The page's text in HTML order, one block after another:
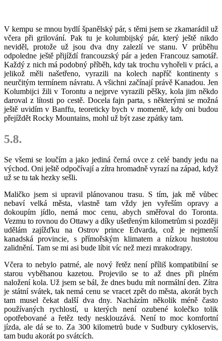
V kempu se mnou bydlí španělský pár, s těmi jsem se zkamarádil už
včera při grilování. Pak tu je kolumbijský pár, který ještě nikdo
neviděl, protože už jsou dva dny zalezlí ve stanu. V průběhu
odpoledne ještě přijíždí francouzský pár a jeden Francouz samotář.
Každý z nich má podobný příběh, kdy tak trochu vyhořeli v práci, a
jelikož měli našetřeno, vyrazili na kolech napříč kontinenty s
neurčitým termínem návratu. A všichni začínají právě Kanadou. Jen
Kolumbijci žili v Torontu a nejprve vyrazili pěšky, kola jim někdo
daroval z lítosti po cestě. Docela fajn parta, s některými se možná
ještě uvidím v Banffu, teoreticky bych v momentě, kdy oni budou
přejíždět Rocky Mountains, mohl už být zase zpátky tam.
5.8.
Se všemi se loučím a jako jediná černá ovce z celé bandy jedu na
východ. Oni ještě odpočívají a zítra hromadně vyrazí na západ, když
už se tu tak hezky sešli.
Maličko jsem si upravil plánovanou trasu. S tím, jak mě vůbec
nebaví velká města, vlastně tam vždy jen vyřeším opravy a
dokoupím jídlo, nemá moc cenu, abych směřoval do Toronta.
Vezmu to rovnou do Ottawy a díky ušetřeným kilometrům si později
udělám zajížďku na Ostrov prince Edvarda, což je nejmenší
kanadská provincie, s přímořským klimatem a nízkou hustotou
zalidnění. Tam se mi asi bude líbit víc než mezi mrakodrapy.
Včera to nebylo patrné, ale nový řetěz není příliš kompatibilní se
starou vyběhanou kazetou. Projevilo se to až dnes při plném
naložení kola. Už jsem se bál, že dnes budu mít normální den. Zítra
je státní svátek, tak nemá cenu se vracet zpět do města, akorát bych
tam musel čekat další dva dny. Nacházím několik méně často
používaných rychlostí, u kterých není ozubené kolečko tolik
opotřebované a řetěz tedy nesklouzává. Není to moc komfortní
jízda, ale dá se to. Za 300 kilometrů bude v Sudbury cykloservis,
tam budu akorát po svátcích.